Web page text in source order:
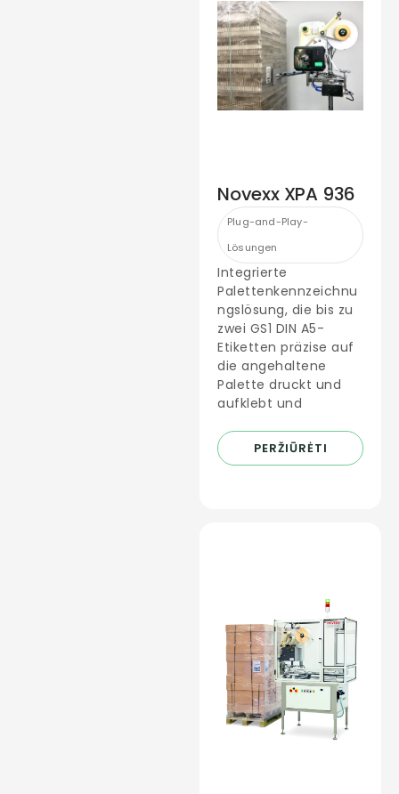
Novexx XPA 936
Plug-and-Play-
Lösungen
Integrierte
Palettenkennzeichnu
ngslösung, die bis zu
zwei GS1 DIN A5-
Etiketten präzise auf
die angehaltene
Palette druckt und
aufklebt und
PERŽIŪRĖTI